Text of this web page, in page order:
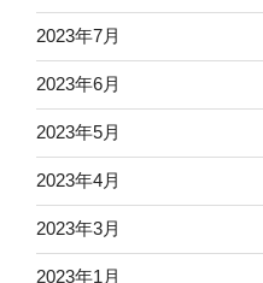
2023年7月
2023年6月
2023年5月
2023年4月
2023年3月
2023年1月